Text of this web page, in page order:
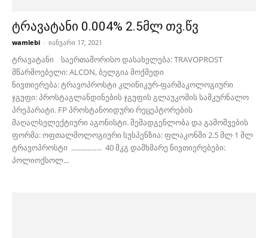
ტრავატანი 0.004% 2.5მლ თვ.წვ
wamlebi - იანვარი 17, 2021
ტრავატანი საერთაშორისო დასახელება: TRAVOPROST
მწარმოებელი: ALCON, ბელგია მოქმედი
ნივთიერება: ტრავოპროსტი კლინიკურ-ფარმაკოლოგიური
ჯგუფი: პროსტაგლანდინების ჯგუფის გლაუკომის სამკურნალო
პრეპარატი. FP პროსტანოიდური რეცეპტორების
მაღალსელექტიური აგონისტი. შემადგენლობა და გამოშვების
ფორმა: ოფთალმოლოგიური სუსპენზია: ფლაკონში 2.5 მლ 1 მლ
ტრავოპროსტი ................. 40 მკგ დამხმარე ნივთიერებები:
პოლიოქსოლ...